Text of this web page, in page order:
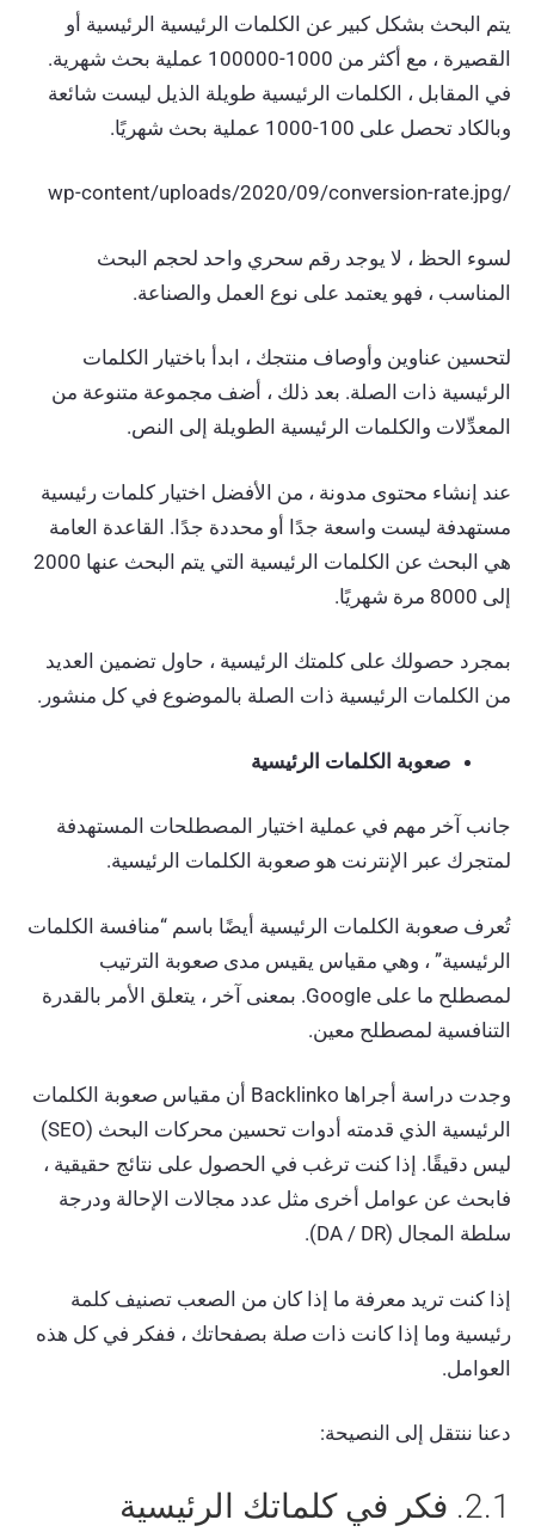
يتم البحث بشكل كبير عن الكلمات الرئيسية الرئيسية أو
القصيرة ، مع أكثر من 1000-100000 عملية بحث شهرية.
في المقابل ، الكلمات الرئيسية طويلة الذيل ليست شائعة
وبالكاد تحصل على 100-1000 عملية بحث شهريًا.
/wp-content/uploads/2020/09/conversion-rate.jpg
لسوء الحظ ، لا يوجد رقم سحري واحد لحجم البحث
المناسب ، فهو يعتمد على نوع العمل والصناعة.
لتحسين عناوين وأوصاف منتجك ، ابدأ باختيار الكلمات
الرئيسية ذات الصلة. بعد ذلك ، أضف مجموعة متنوعة من
المعدِّلات والكلمات الرئيسية الطويلة إلى النص.
عند إنشاء محتوى مدونة ، من الأفضل اختيار كلمات رئيسية
مستهدفة ليست واسعة جدًا أو محددة جدًا. القاعدة العامة
هي البحث عن الكلمات الرئيسية التي يتم البحث عنها 2000
إلى 8000 مرة شهريًا.
بمجرد حصولك على كلمتك الرئيسية ، حاول تضمين العديد
من الكلمات الرئيسية ذات الصلة بالموضوع في كل منشور.
صعوبة الكلمات الرئيسية
جانب آخر مهم في عملية اختيار المصطلحات المستهدفة
لمتجرك عبر الإنترنت هو صعوبة الكلمات الرئيسية.
تُعرف صعوبة الكلمات الرئيسية أيضًا باسم “منافسة الكلمات
الرئيسية” ، وهي مقياس يقيس مدى صعوبة الترتيب
لمصطلح ما على Google. بمعنى آخر ، يتعلق الأمر بالقدرة
التنافسية لمصطلح معين.
وجدت دراسة أجراها Backlinko أن مقياس صعوبة الكلمات
الرئيسية الذي قدمته أدوات تحسين محركات البحث (SEO)
ليس دقيقًا. إذا كنت ترغب في الحصول على نتائج حقيقية ،
فابحث عن عوامل أخرى مثل عدد مجالات الإحالة ودرجة
سلطة المجال (DA / DR).
إذا كنت تريد معرفة ما إذا كان من الصعب تصنيف كلمة
رئيسية وما إذا كانت ذات صلة بصفحاتك ، ففكر في كل هذه
العوامل.
دعنا ننتقل إلى النصيحة:
2.1. فكر في كلماتك الرئيسية